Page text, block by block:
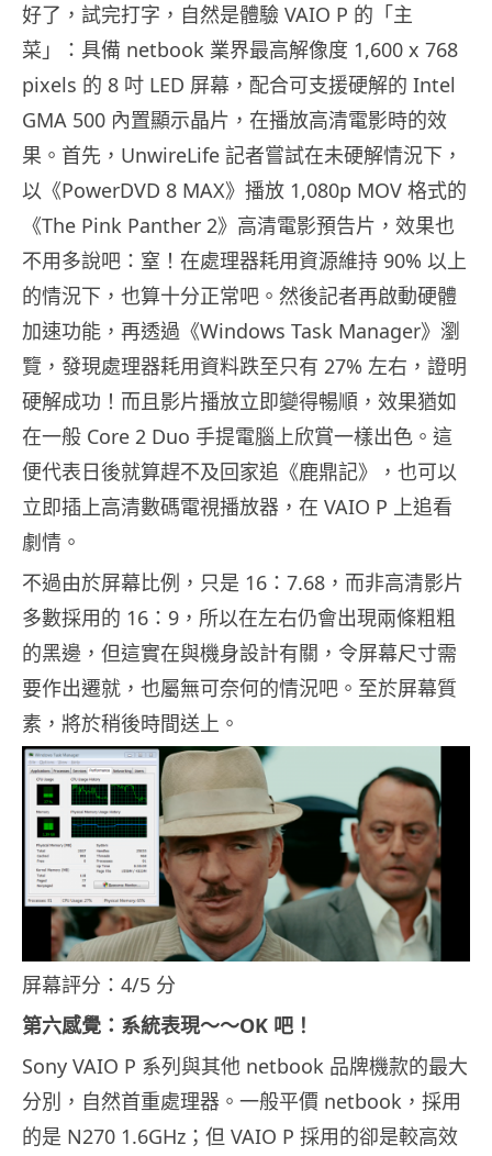
好了，試完打字，自然是體驗 VAIO P 的「主
菜」：具備 netbook 業界最高解像度 1,600 x 768
pixels 的 8 吋 LED 屏幕，配合可支援硬解的 Intel
GMA 500 內置顯示晶片，在播放高清電影時的效
果。首先，UnwireLife 記者嘗試在未硬解情況下，
以《PowerDVD 8 MAX》播放 1,080p MOV 格式的
《The Pink Panther 2》高清電影預告片，效果也
不用多說吧：窒！在處理器耗用資源維持 90% 以上
的情況下，也算十分正常吧。然後記者再啟動硬體
加速功能，再透過《Windows Task Manager》瀏
覽，發現處理器耗用資料跌至只有 27% 左右，證明
硬解成功！而且影片播放立即變得暢順，效果猶如
在一般 Core 2 Duo 手提電腦上欣賞一樣出色。這
便代表日後就算趕不及回家追《鹿鼎記》，也可以
立即插上高清數碼電視播放器，在 VAIO P 上追看
劇情。
不過由於屏幕比例，只是 16：7.68，而非高清影片
多數採用的 16：9，所以在左右仍會出現兩條粗粗
的黑邊，但這實在與機身設計有關，令屏幕尺寸需
要作出遷就，也屬無可奈何的情況吧。至於屏幕質
素，將於稍後時間送上。
屏幕評分：4/5 分
第六感覺：系統表現～～OK 吧！
Sony VAIO P 系列與其他 netbook 品牌機款的最大
分別，自然首重處理器。一般平價 netbook，採用
的是 N270 1.6GHz；但 VAIO P 採用的卻是較高效